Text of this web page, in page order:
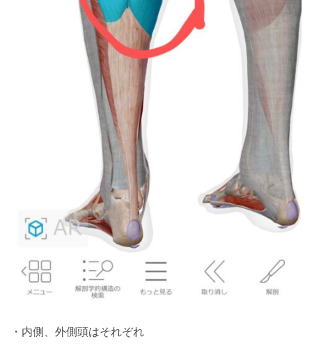
・内側、外側頭はそれぞれ